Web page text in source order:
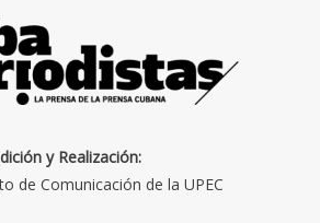
y Realización:
de Comunicación de la UPEC